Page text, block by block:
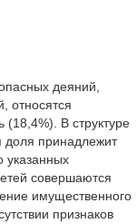
деяний,
относятся
(18,4%). В структуре
доля принадлежит
совершаются
имущественного
признаков